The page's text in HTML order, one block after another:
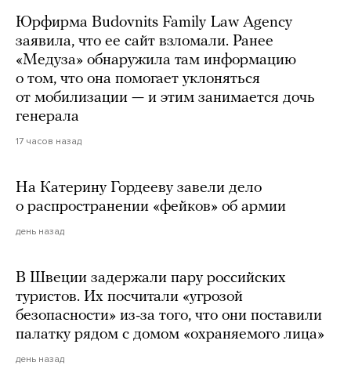
Юрфирма Budovnits Family Law Agency
заявила, что ее сайт взломали. Ранее
«Медуза» обнаружила там информацию
о том, что она помогает уклоняться
от мобилизации — и этим занимается дочь
генерала
17 часов назад
На Катерину Гордееву завели дело
о распространении «фейков» об армии
день назад
В Швеции задержали пару российских
туристов. Их посчитали «угрозой
безопасности» из-за того, что они поставили
палатку рядом с домом «охраняемого лица»
день назад